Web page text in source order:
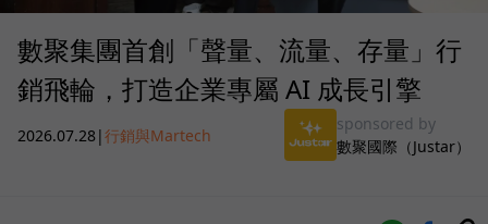
數聚集團首創「聲量、流量、存量」行
銷飛輪，打造企業專屬 AI 成長引擎
2026.07.28|行銷與Martech
sponsored by
數聚國際（Justar）